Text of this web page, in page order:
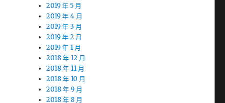
2019 年 5 月
2019 年 4 月
2019 年 3 月
2019 年 2 月
2019 年 1 月
2018 年 12 月
2018 年 11 月
2018 年 10 月
2018 年 9 月
2018 年 8 月